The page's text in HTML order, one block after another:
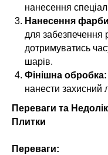
нанесення
Нанесення
для забезпечення
дотримуватись
шарів.
Фінішна обробка:
нанести захисний
Переваги та
Плитки
Переваги: